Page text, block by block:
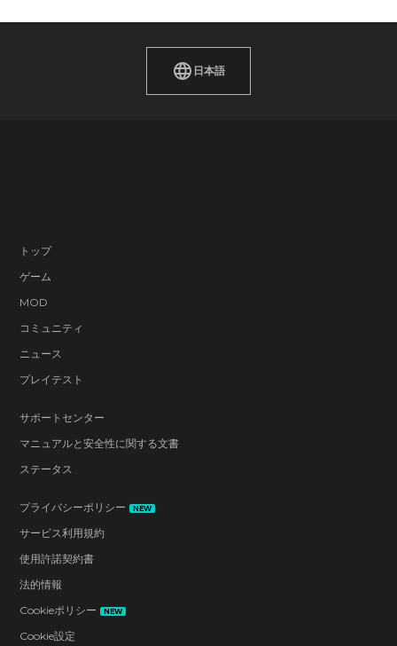
日本語
トップ
ゲーム
MOD
コミュニティ
ニュース
プレイテスト
サポートセンター
マニュアルと安全性に関する文書
ステータス
プライバシーポリシー NEW
サービス利用規約
使用許諾契約書
法的情報
Cookieポリシー
NEW
Cookie設定